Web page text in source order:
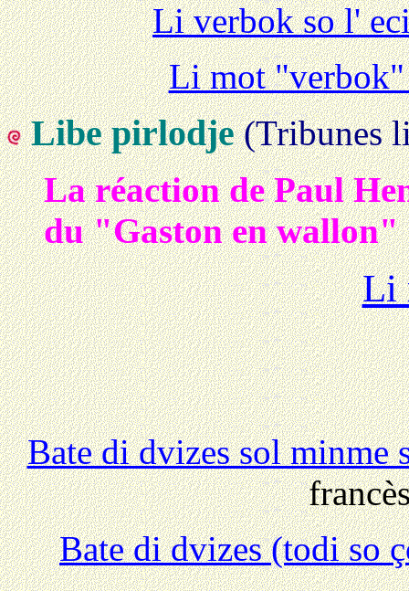
Li verbok so l'
Li mot
Libe pirlodje (Tribunes
La réaction de Paul
du "Gaston en wallon"
Li
Bate di dvizes sol minme
Bate di dvizes (todi so